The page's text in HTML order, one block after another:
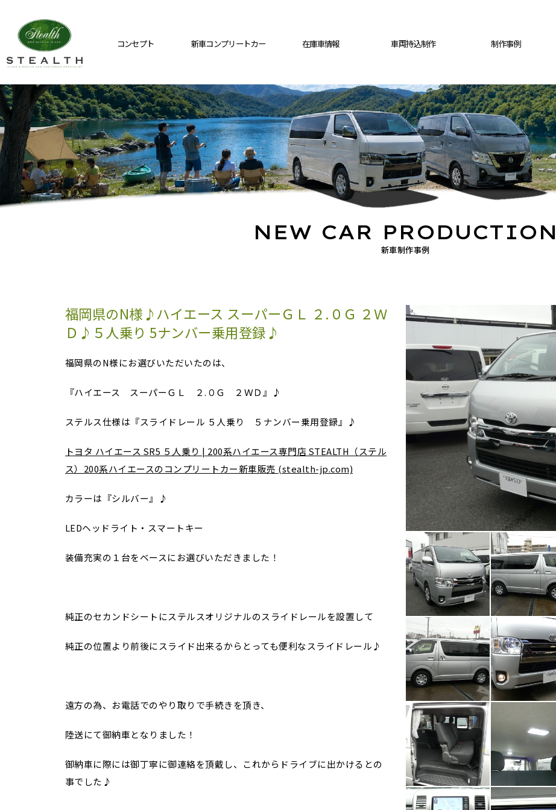
コンセプト 新車コンプリートカー 在庫車情報 車両持込制作 制作事例
新車制作事例
NEW CAR PRODUCTION
福岡県のN様♪ハイエース スーパーＧＬ ２.０Ｇ ２Ｗ
Ｄ♪５人乗り 5ナンバー乗用登録♪
福岡県のN様にお選びいただいたのは、
『ハイエース スーパーＧＬ ２.０Ｇ ２ＷＤ』♪
ステルス仕様は『スライドレール ５人乗り ５ナンバー乗用登録』♪
トヨタ ハイエース SR5 ５人乗り | 200系ハイエース専門店 STEALTH（ステル
ス）200系ハイエースのコンプリートカー新車販売 (stealth-jp.com)
カラーは『シルバー』♪
LEDヘッドライト・スマートキー
装備充実の１台をベースにお選びいただきました！
純正のセカンドシートにステルスオリジナルのスライドレールを設置して
純正の位置より前後にスライド出来るからとっても便利なスライドレール♪
遠方の為、お電話でのやり取りで手続きを頂き、
陸送にて御納車となりました！
御納車に際には御丁寧に御連絡を頂戴し、これからドライブに出かけるとの
事でした♪